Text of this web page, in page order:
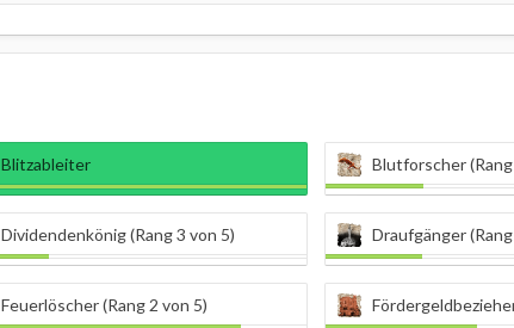
Blitzableiter Blutforscher (Rang
Dividendenkönig (Rang 3 von 5) Draufgänger
Feuerlöscher (Rang 2 von 5)